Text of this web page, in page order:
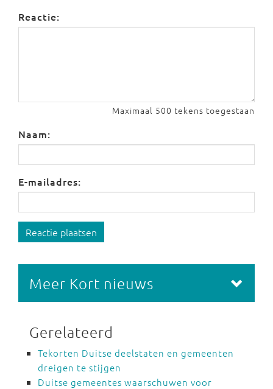
Reactie:
Maximaal 500 tekens toegestaan
Naam:
E-mailadres:
Reactie plaatsen
Meer Kort nieuws
Gerelateerd
Tekorten Duitse deelstaten en gemeenten
dreigen te stijgen
Duitse gemeentes waarschuwen voor